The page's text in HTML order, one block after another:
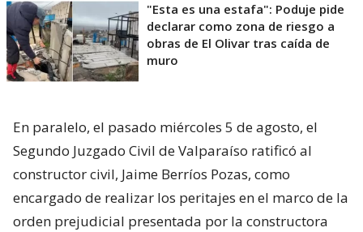
"Esta es una estafa": Poduje pide
declarar como zona de riesgo a
obras de El Olivar tras caída de
muro
En paralelo, el pasado miércoles 5 de agosto, el
Segundo Juzgado Civil de Valparaíso ratificó al
constructor civil, Jaime Berríos Pozas, como
encargado de realizar los peritajes en el marco de la
orden prejudicial presentada por la constructora